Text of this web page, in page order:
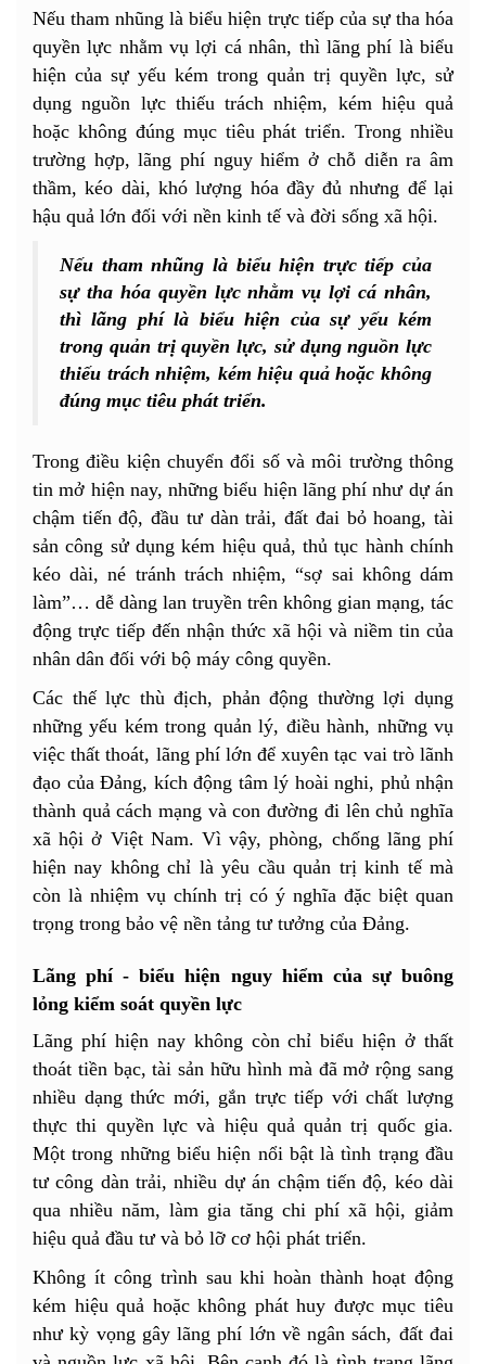
Nếu tham nhũng là biểu hiện trực tiếp của sự tha hóa
quyền lực nhằm vụ lợi cá nhân, thì lãng phí là biểu
hiện của sự yếu kém trong quản trị quyền lực, sử
dụng nguồn lực thiếu trách nhiệm, kém hiệu quả
hoặc không đúng mục tiêu phát triển. Trong nhiều
trường hợp, lãng phí nguy hiểm ở chỗ diễn ra âm
thầm, kéo dài, khó lượng hóa đầy đủ nhưng để lại
hậu quả lớn đối với nền kinh tế và đời sống xã hội.
Nếu tham nhũng là biểu hiện trực tiếp của
sự tha hóa quyền lực nhằm vụ lợi cá nhân,
thì lãng phí là biểu hiện của sự yếu kém
trong quản trị quyền lực, sử dụng nguồn lực
thiếu trách nhiệm, kém hiệu quả hoặc không
đúng mục tiêu phát triển.
Trong điều kiện chuyển đổi số và môi trường thông
tin mở hiện nay, những biểu hiện lãng phí như dự án
chậm tiến độ, đầu tư dàn trải, đất đai bỏ hoang, tài
sản công sử dụng kém hiệu quả, thủ tục hành chính
kéo dài, né tránh trách nhiệm, “sợ sai không dám
làm”… dễ dàng lan truyền trên không gian mạng, tác
động trực tiếp đến nhận thức xã hội và niềm tin của
nhân dân đối với bộ máy công quyền.
Các thế lực thù địch, phản động thường lợi dụng
những yếu kém trong quản lý, điều hành, những vụ
việc thất thoát, lãng phí lớn để xuyên tạc vai trò lãnh
đạo của Đảng, kích động tâm lý hoài nghi, phủ nhận
thành quả cách mạng và con đường đi lên chủ nghĩa
xã hội ở Việt Nam. Vì vậy, phòng, chống lãng phí
hiện nay không chỉ là yêu cầu quản trị kinh tế mà
còn là nhiệm vụ chính trị có ý nghĩa đặc biệt quan
trọng trong bảo vệ nền tảng tư tưởng của Đảng.
Lãng phí - biểu hiện nguy hiểm của sự buông
lỏng kiểm soát quyền lực
Lãng phí hiện nay không còn chỉ biểu hiện ở thất
thoát tiền bạc, tài sản hữu hình mà đã mở rộng sang
nhiều dạng thức mới, gắn trực tiếp với chất lượng
thực thi quyền lực và hiệu quả quản trị quốc gia.
Một trong những biểu hiện nổi bật là tình trạng đầu
tư công dàn trải, nhiều dự án chậm tiến độ, kéo dài
qua nhiều năm, làm gia tăng chi phí xã hội, giảm
hiệu quả đầu tư và bỏ lỡ cơ hội phát triển.
Không ít công trình sau khi hoàn thành hoạt động
kém hiệu quả hoặc không phát huy được mục tiêu
như kỳ vọng gây lãng phí lớn về ngân sách, đất đai